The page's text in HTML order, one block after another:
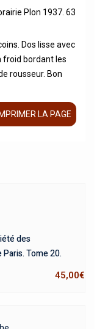
Plon 1937. 63
Dos lisse avec
froid bordant les
rousseur. Bon
IMPRIMER LA PAGE
des
Tome 20.
45,00€